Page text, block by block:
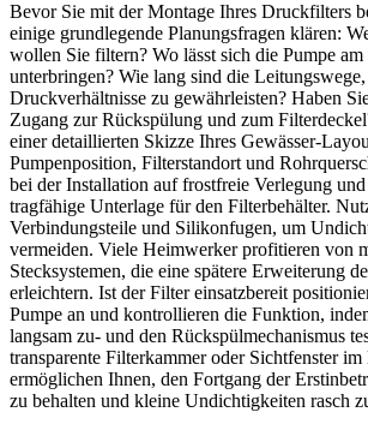
Bevor Sie mit der Montage Ihres Druckfilters
einige grundlegende Planungsfragen klären:
wollen Sie filtern? Wo lässt sich die Pumpe
unterbringen? Wie lang sind die
Druckverhältnisse zu gewährleisten? Haben
Zugang zur Rückspülung und zum
einer detaillierten Skizze Ihres Gewässer-
Pumpenposition, Filterstandort und
bei der Installation auf frostfreie Verlegung und
tragfähige Unterlage für den Filterbehälter.
Verbindungsteile und Silikonfugen, um
vermeiden. Viele Heimwerker profitieren von
Stecksystemen, die eine spätere Erweiterung
erleichtern. Ist der Filter einsatzbereit
Pumpe an und kontrollieren die Funktion,
langsam zu- und den Rückspülmechanismus
transparente Filterkammer oder Sichtfenster
ermöglichen Ihnen, den Fortgang der
zu behalten und kleine Undichtigkeiten rasch